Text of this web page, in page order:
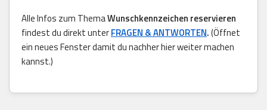
Alle Infos zum ThemaWunschkennzeichen reservieren
findest du direkt unterFRAGEN & ANTWORTEN.(Öffnet
ein neues Fenster damit du nachher hier weiter machen
kannst.)